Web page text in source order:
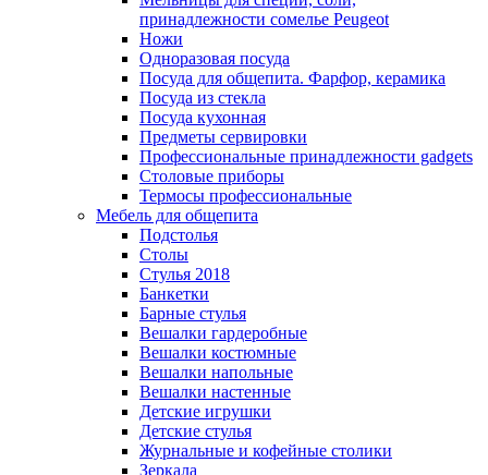
принадлежности сомелье Peugeot
Ножи
Одноразовая посуда
Посуда для общепита. Фарфор, керамика
Посуда из стекла
Посуда кухонная
Предметы сервировки
Профессиональные принадлежности gadgets
Столовые приборы
Термосы профессиональные
Мебель для общепита
Подстолья
Столы
Стулья 2018
Банкетки
Барные стулья
Вешалки гардеробные
Вешалки костюмные
Вешалки напольные
Вешалки настенные
Детские игрушки
Детские стулья
Журнальные и кофейные столики
Зеркала